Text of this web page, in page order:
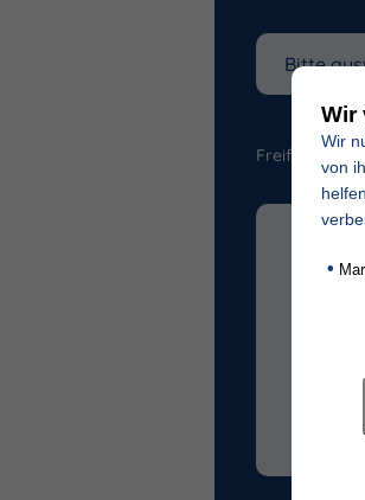
Freifeld für
Wir
Wir
von
•